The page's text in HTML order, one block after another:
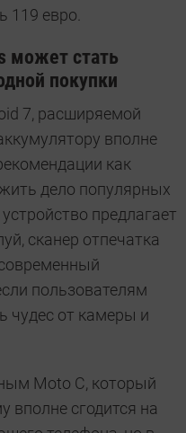
119 евро.
может стать
покупки
7, расширяемой
вполне
как
дело популярных
предлагает
сканер отпечатка
пользователям
чудес от камеры и
Moto C, который
вполне сгодится на